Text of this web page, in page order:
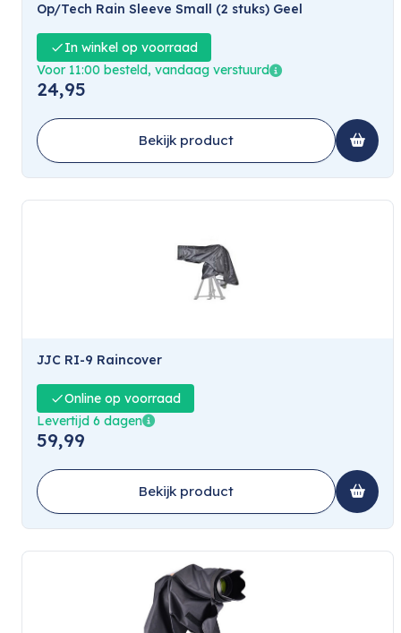
Op/Tech Rain Sleeve Small (2 stuks) Geel
In winkel op voorraad
Voor 11:00 besteld, vandaag verstuurd
24,95
Bekijk product
JJC RI-9 Raincover
Online op voorraad
Levertijd 6 dagen
59,99
Bekijk product